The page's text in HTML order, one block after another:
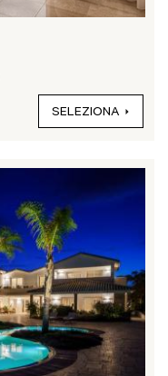
SELEZIONA